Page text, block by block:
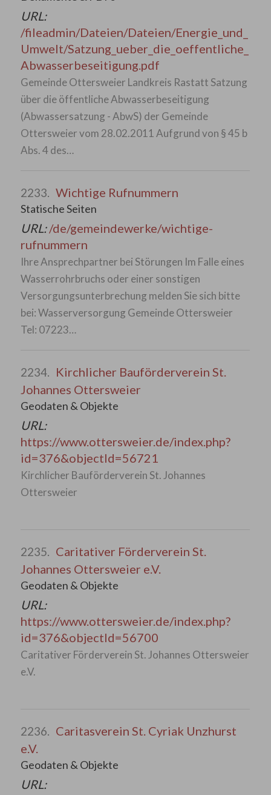
URL:
/fileadmin/Dateien/Dateien/Energie_und_
Umwelt/Satzung_ueber_die_oeffentliche_
Abwasserbeseitigung.pdf
Gemeinde Ottersweier Landkreis Rastatt Satzung
über die öffentliche Abwasserbeseitigung
(Abwassersatzung - AbwS) der Gemeinde
Ottersweier vom 28.02.2011 Aufgrund von § 45 b
Abs. 4 des…
2233. Wichtige Rufnummern
Statische Seiten
URL:/de/gemeindewerke/wichtige-
rufnummern
Ihre Ansprechpartner bei Störungen Im Falle eines
Wasserrohrbruchs oder einer sonstigen
Versorgungsunterbrechung melden Sie sich bitte
bei: Wasserversorgung Gemeinde Ottersweier
Tel: 07223…
2234. Kirchlicher Bauförderverein St.
Johannes Ottersweier
Geodaten & Objekte
URL:
https://www.ottersweier.de/index.php?
id=376&objectId=56721
Kirchlicher Bauförderverein St. Johannes
Ottersweier
2235. Caritativer Förderverein St.
Johannes Ottersweier e.V.
Geodaten & Objekte
URL:
https://www.ottersweier.de/index.php?
id=376&objectId=56700
Caritativer Förderverein St. Johannes Ottersweier
e.V.
2236. Caritasverein St. Cyriak Unzhurst
e.V.
Geodaten & Objekte
URL: